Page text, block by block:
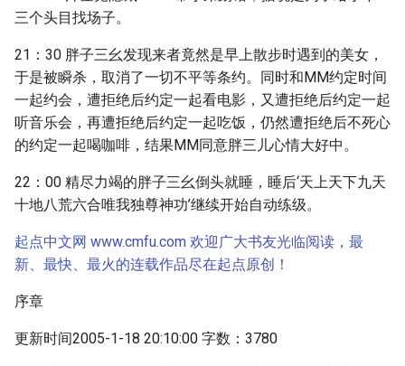
三个头目找场子。
21：30 胖子三幺发现来者竟然是早上散步时遇到的美女，
于是被瞬杀，取消了一切不平等条约。同时和MM约定时间
一起约会，遭拒绝后约定一起看电影，又遭拒绝后约定一起
听音乐会，再遭拒绝后约定一起吃饭，仍然遭拒绝后不死心
的约定一起喝咖啡，结果MM同意胖三儿心情大好中。
22：00 精尽力竭的胖子三幺倒头就睡，睡后‘天上天下九天
十地八荒六合唯我独尊神功’继续开始自动练级。
起点中文网 www.cmfu.com 欢迎广大书友光临阅读，最
新、最快、最火的连载作品尽在起点原创！
序章
更新时间2005-1-18 20:10:00 字数：3780